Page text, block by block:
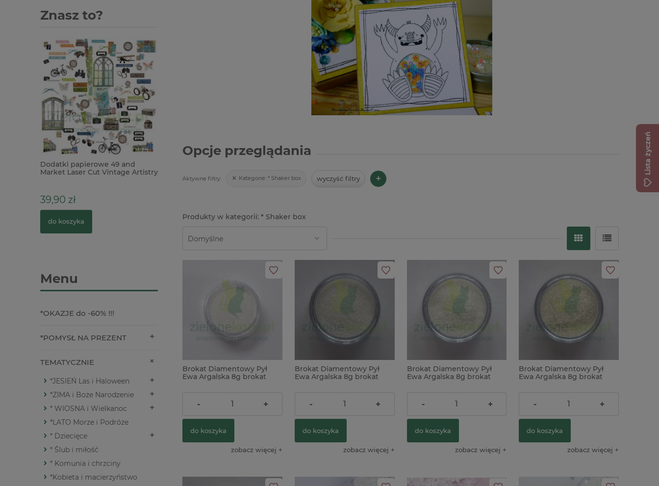
Znasz to?
Dodatki papierowe 49 and
Market Laser Cut Vintage Artistry
39,90 zł
do koszyka do koszyka do koszyka
Menu
*OKAZJE do -60% !!!
*POMYSŁ NA PREZENT
TEMATYCZNIE
*JESIEŃ Las i Haloween
*ZIMA i Boże Narodzenie
* WIOSNA i Wielkanoc
*LATO Morze i Podróże
* Dziecięce
* Ślub i miłość
* Komunia i chrzciny
*Kobieta i macierzyństwo
Opcje przeglądania
Aktywne filtry: Kategorie: * Shaker box wyczyść filtry +
* Shaker box
Brokat Diamentowy Pył
Ewa Argalska 8g brokat
13,90 zł
- +
do koszyka
zobacz więcej
Brokat Diamentowy Pył
Ewa Argalska 8g brokat
13,90 zł
- +
do koszyka
zobacz więcej
Brokat Diamentowy Pył
Ewa Argalska 8g brokat
13,90 zł
- +
do koszyka
zobacz więcej
Brokat Diamentowy Pył
Ewa Argalska 8g brokat
13,90 zł
- +
do koszyka
zobacz więcej
Lista życzeń